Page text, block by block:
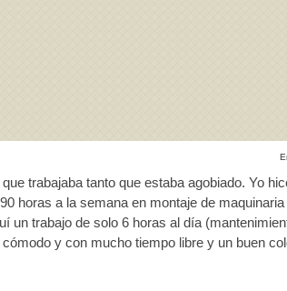
trabajaba tanto que estaba agobiado. Yo
horas a la semana en montaje de
un trabajo de solo 6 horas al día
y con mucho tiempo libre y un buen